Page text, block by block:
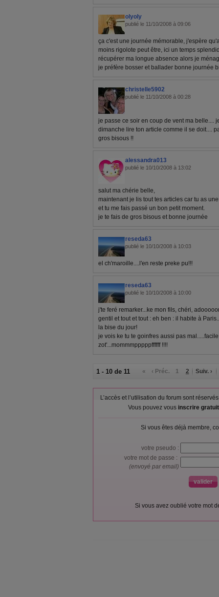
olyoly
publié le 11/10/2008 à 09:06
ça c'est une journée mémorable, j'espère
moins rigolote peut être, ici un temps
récupérer ma longue absence alors je
je préfère bosser et ballader bonne journée
christelle5902
publié le 11/10/2008 à 00:28
je passe ce soir en coup de vent ma belle....
dimanche lire ton article comme il se doit....
gros bisous !!
alessandra013
publié le 10/10/2008 à 13:02
salut ma chérie belle,
maintenant je lis tout tes articles car tu as
et tu me fais passé un bon petit moment.
je te fais de gros bisous et bonne journée
reseda63
publié le 10/10/2008 à 10:03
el ch'maroille....l'en reste preke pu!!!
reseda63
publié le 10/10/2008 à 10:00
j'te feré remarker...ke mon fils, chéri,
gentil et tout et tout : eh ben : il habite à
la bise du jour!
je vois ke tu te goinfres aussi pas
zot'...mommmpppppffffff !!!!
1 - 10 de 11 « ‹ Préc. 1 2 Suiv. ›
L’accès et l’utilisation du forum sont
Vous pouvez vous inscrire
Si vous êtes déjà membre,
votre pseudo :
votre mot de passe :
(envoyé par email)
Si vous avez oublié votre mot